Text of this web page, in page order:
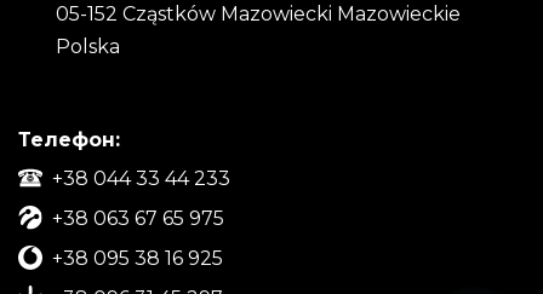
05-152 Cząstków Mazowiecki Mazowieckie
Polska
Телефон:
+38 044 33 44 233
+38 063 67 65 975
+38 095 38 16 925